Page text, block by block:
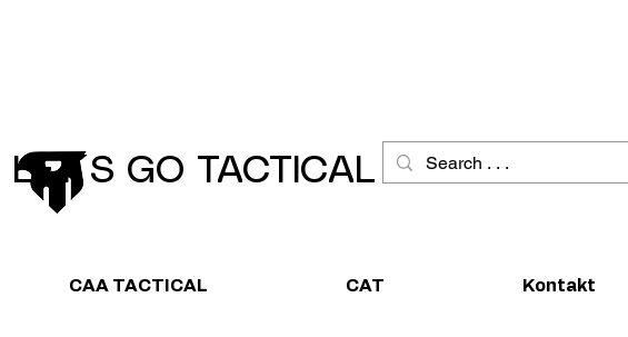
LET´S GO TACTICAL
CAA TACTICAL CAT Kontakt